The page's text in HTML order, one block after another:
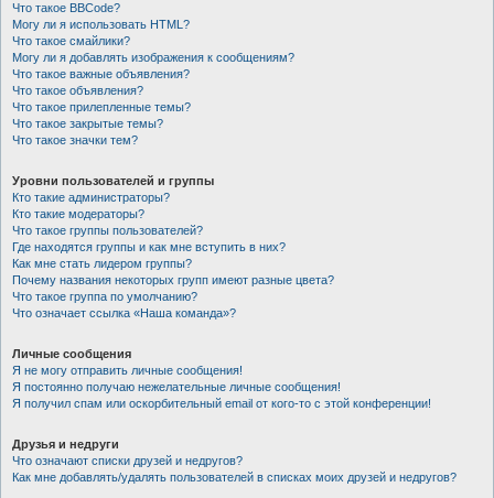
Что такое BBCode?
Могу ли я использовать HTML?
Что такое смайлики?
Могу ли я добавлять изображения к сообщениям?
Что такое важные объявления?
Что такое объявления?
Что такое прилепленные темы?
Что такое закрытые темы?
Что такое значки тем?
Уровни пользователей и группы
Кто такие администраторы?
Кто такие модераторы?
Что такое группы пользователей?
Где находятся группы и как мне вступить в них?
Как мне стать лидером группы?
Почему названия некоторых групп имеют разные цвета?
Что такое группа по умолчанию?
Что означает ссылка «Наша команда»?
Личные сообщения
Я не могу отправить личные сообщения!
Я постоянно получаю нежелательные личные сообщения!
Я получил спам или оскорбительный email от кого-то с этой конференции!
Друзья и недруги
Что означают списки друзей и недругов?
Как мне добавлять/удалять пользователей в списках моих друзей и недругов?